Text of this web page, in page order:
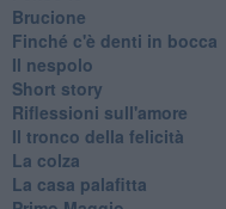
Brucione
Finché c'è denti in bocca
Il nespolo
Short story
Riflessioni sull'amore
Il tronco della felicità
La colza
La casa palafitta